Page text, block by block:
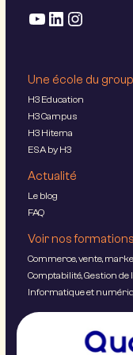
Une école du
H3 Education
H3 Campus
H3 Hitema
ESA by H3
Actualité
Le blog
FAQ
Voir nos formations
Commerce, vente,
Comptabilité, Gestion
Informatique et